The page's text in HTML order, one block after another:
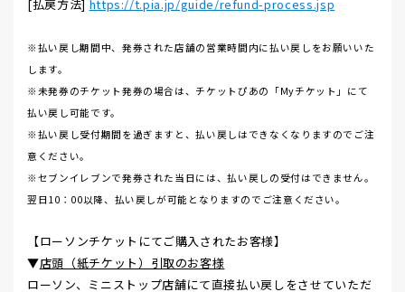
[払戻方法] https://t.pia.jp/guide/refund-process.jsp
※払い戻し期間中、発券された店舗の営業時間内に払い戻しをお願いいた
します。
※未発券のチケット発券の場合は、チケットぴあの「Myチケット」にて
払い戻し可能です。
※払い戻し受付期間を過ぎますと、払い戻しはできなくなりますのでご注
意ください。
※セブンイレブンで発券された当日には、払い戻しの受付はできません。
翌日10：00以降、払い戻しが可能となりますのでご注意ください。
【ローソンチケットにてご購入されたお客様】
▼店頭（紙チケット）引取のお客様
ローソン、ミニストップ店舗にて直接払い戻しをさせていただ